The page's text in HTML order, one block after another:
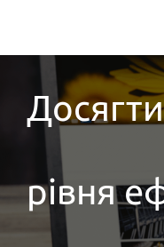
рівня